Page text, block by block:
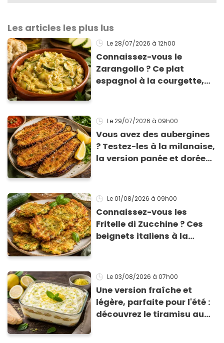
Les articles les plus lus
Le 28/07/2026 à 12h00
Connaissez-vous le
Zarangollo ? Ce plat
espagnol à la courgette,
Le 29/07/2026 à 09h00
Vous avez des aubergines
? Testez-les à la milanaise,
la version panée et dorée
Le 01/08/2026 à 09h00
Connaissez-vous les
Fritelle di Zucchine ? Ces
beignets italiens à la
Le 03/08/2026 à 07h00
Une version fraîche et
légère, parfaite pour l'été :
découvrez le tiramisu au